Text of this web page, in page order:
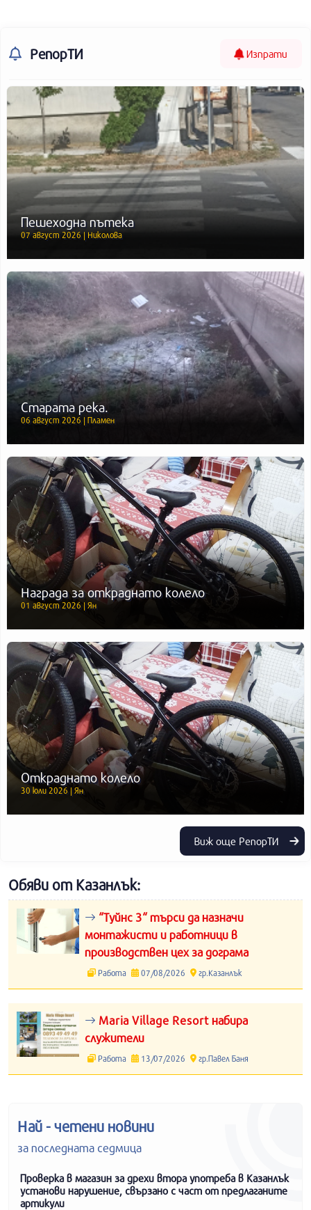
РепорТИ Изпрати
Пешеходна пътека
07 август 2026 | Николова
Старата река.
06 август 2026 | Пламен
Награда за откраднато колело
01 август 2026 | Ян
Откраднато колело
30 юли 2026 | Ян
Виж още РепорТИ
Обяви от Казанлък:
“Туйнс 3“ търси да назначи
монтажисти и работници в
производствен цех за дограма
Работа 07/08/2026 гр.Казанлък
Maria Village Resort набира
служители
Работа 13/07/2026 гр.Павел Баня
Най - четени новини
за последната седмица
Проверка в магазин за дрехи втора употреба в Казанлък
установи нарушение, свързано с част от предлаганите
артикули